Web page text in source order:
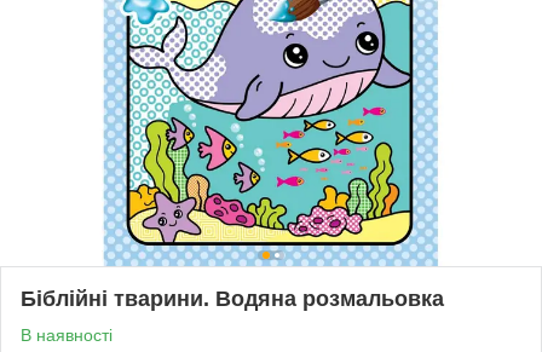
Біблійні тварини. Водяна розмальовка
В наявності